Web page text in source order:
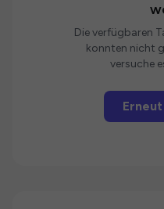
Die verfügbaren
konnten nicht
versuche